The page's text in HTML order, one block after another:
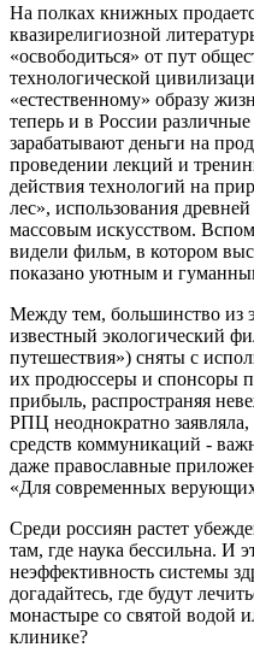
На полках книжных
квазирелигиозной
«освободиться» от пут
технологической
«естественному» образу
теперь и в России
зарабатывают деньги на
проведении лекций и
действия технологий на
лес», использования
массовым искусством.
видели фильм, в котором
показано уютным и
Между тем, большинство из
известный экологический
путешествия») сняты с
их продюссеры и спонсоры
прибыль, распространяя
РПЦ неоднократно
средств коммуникаций -
даже православные
«Для современных
Среди россиян растет
там, где наука бессильна. И
неэффективность системы
догадайтесь, где будут
монастыре со святой водой
клинике?